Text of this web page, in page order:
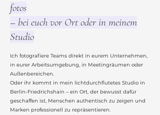
fotos
– bei euch vor Ort oder in meinem
Studio
Ich fotografiere Teams direkt in eurem Unternehmen,
in eurer Arbeitsumgebung, in Meetingräumen oder
Außenbereichen.
Oder ihr kommt in mein lichtdurchflutetes Studio in
Berlin-Friedrichshain – ein Ort, der bewusst dafür
geschaffen ist, Menschen authentisch zu zeigen und
Marken professionell zu repräsentieren.